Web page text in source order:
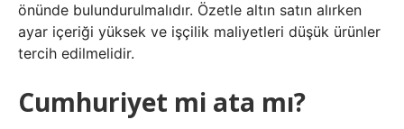
önünde bulundurulmalıdır. Özetle altın satın alırken
ayar içeriği yüksek ve işçilik maliyetleri düşük ürünler
tercih edilmelidir.
Cumhuriyet mi ata mı?